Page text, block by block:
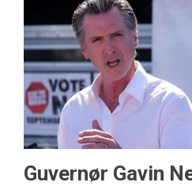
Guvernør Gavin